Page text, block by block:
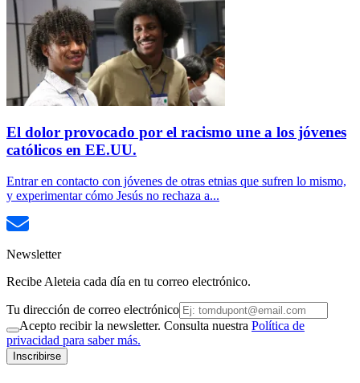
El dolor provocado por el racismo une a los jóvenes
católicos en EE.UU.
Entrar en contacto con jóvenes de otras etnias que sufren lo mismo,
y experimentar cómo Jesús no rechaza a...
Newsletter
Recibe Aleteia cada día en tu correo electrónico.
Tu dirección de correo electrónico
Acepto recibir la newsletter. Consulta nuestra Política de
privacidad para saber más.
Inscribirse